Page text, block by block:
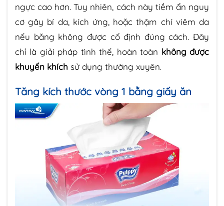
ngực cao hơn. Tuy nhiên, cách này tiềm ẩn nguy
cơ gây bí da, kích ứng, hoặc thậm chí viêm da
nếu băng không được cố định đúng cách. Đây
chỉ là giải pháp tình thế, hoàn toàn không được
khuyến khích sử dụng thường xuyên.
Tăng kích thước vòng 1 bằng giấy ăn